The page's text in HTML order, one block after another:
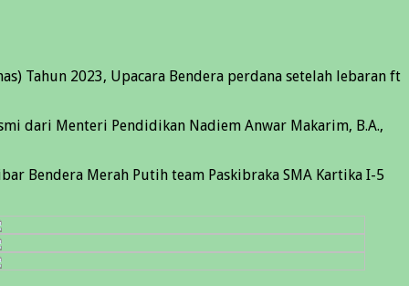
Tahun 2023, Upacara Bendera perdana setelah lebaran ft
dari Menteri Pendidikan Nadiem Anwar Makarim, B.A.,
Bendera Merah Putih team Paskibraka SMA Kartika I-5